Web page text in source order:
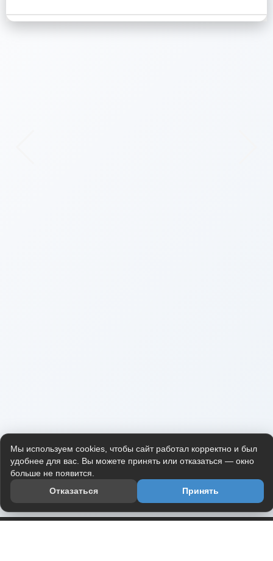
Мы используем cookies, чтобы сайт работал корректно и был
удобнее для вас. Вы можете принять или отказаться — окно
больше не появится.
Отказаться
Принять